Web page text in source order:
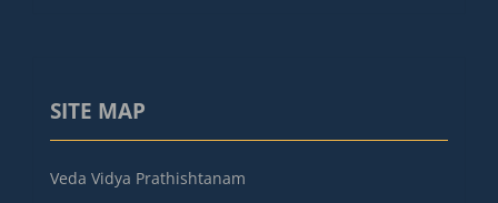
SITE MAP
Veda Vidya Prathishtanam